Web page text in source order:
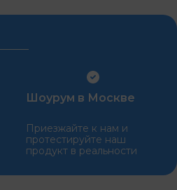
Шоурум в Москве
Приезжайте к нам и
протестируйте наш
продукт в реальности